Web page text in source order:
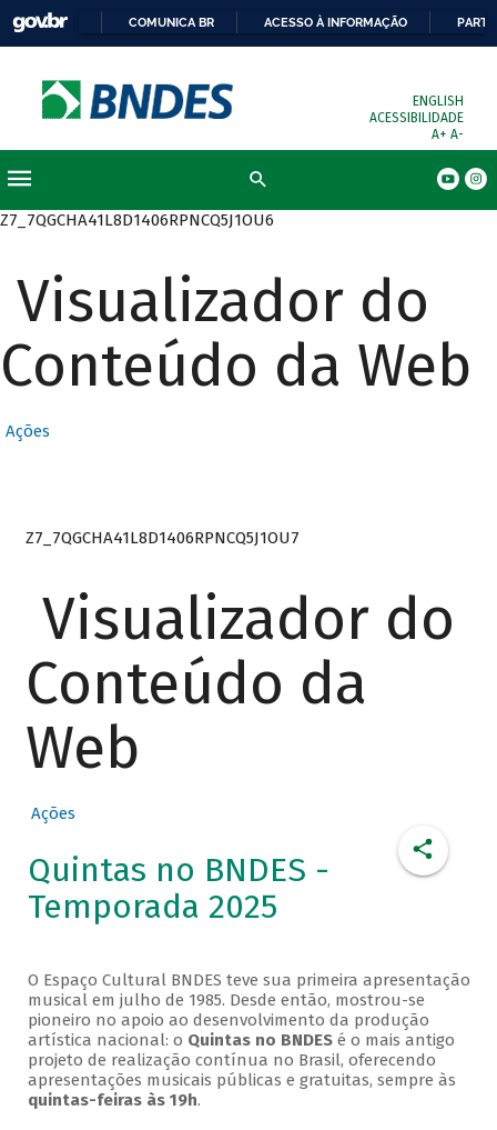
COMUNICA BR ACESSO À INFORMAÇÃO
ENGLISH
ACESSIBILIDADE
A+ A-
Z7_7QGCHA41L8D1406RPNCQ5J1OU6
Visualizador do
Conteúdo da Web
Ações
Z7_7QGCHA41L8D1406RPNCQ5J1OU7
Visualizador do
Conteúdo da
Web
Ações
Quintas no BNDES -
Temporada 2025
O Espaço Cultural BNDES teve sua primeira apresentação
musical em julho de 1985. Desde então, mostrou-se
pioneiro no apoio ao desenvolvimento da produção
artística nacional: o Quintas no BNDESé o mais antigo
projeto de realização contínua no Brasil, oferecendo
apresentações musicais públicas e gratuitas, sempre às
quintas-feiras às 19h.